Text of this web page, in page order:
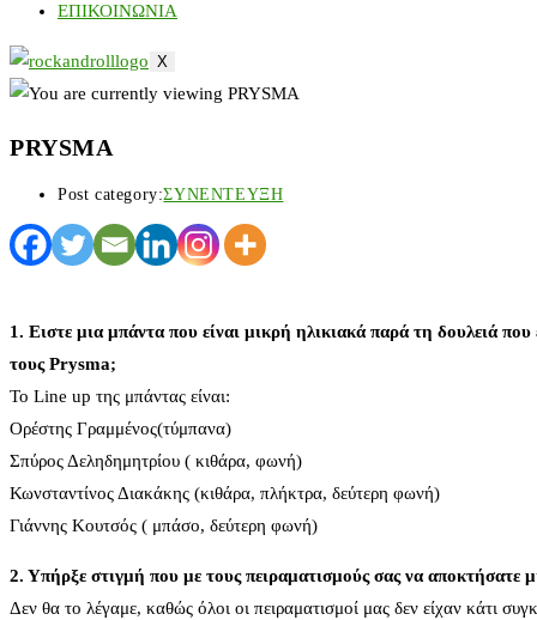
ΕΠΙΚΟΙΝΩΝΙΑ
X
PRYSMA
Post category:ΣΥΝΕΝΤΕΥΞΗ
1. Ειστε μια μπάντα που είναι μικρή ηλικιακά παρά τη δουλειά
τους Prysma;
Το Line up της μπάντας είναι:
Ορέστης Γραμμένος(τύμπανα)
Σπύρος Δεληδημητρίου ( κιθάρα, φωνή)
Κωνσταντίνος Διακάκης (κιθάρα, πλήκτρα, δεύτερη φωνή)
Γιάννης Κουτσός ( μπάσο, δεύτερη φωνή)
2. Υπήρξε στιγμή που με τους πειραματισμούς σας να αποκτήσατε
Δεν θα το λέγαμε, καθώς όλοι οι πειραματισμοί μας δεν είχαν κάτι